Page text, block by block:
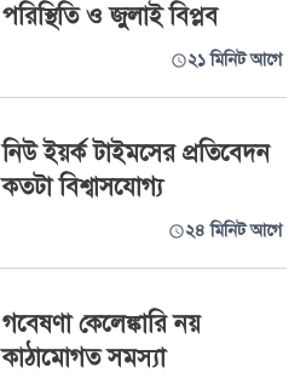
পরিস্থিতি ও জুলাই বিপ্লব
২১ মিনিট আগে
নিউ ইয়র্ক টাইমসের প্রতিবেদন
কতটা বিশ্বাসযোগ্য
২৪ মিনিট আগে
গবেষণা কেলেঙ্কারি নয়
কাঠামোগত সমস্যা